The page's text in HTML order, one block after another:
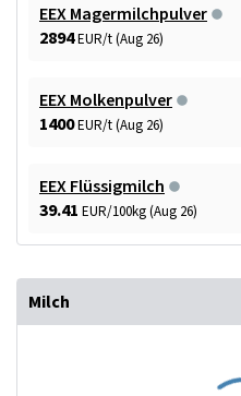
EEX Magermilchpulver
2894EUR/t (Aug 26)
EEX Molkenpulver
1400EUR/t (Aug 26)
EEX Flüssigmilch
39.41 EUR/100kg (Aug 26)
Milch